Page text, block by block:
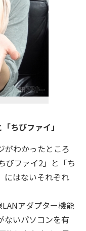
ちびファイ」
がわかったところ
びファイ2」と「ち
にはないそれぞれ
アダプター機能
ないパソコンを有